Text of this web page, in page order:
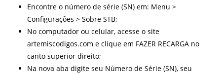
Encontre o número de série (SN) em: Menu >
Configurações > Sobre STB;
No computador ou celular, acesse o site
artemiscodigos.com e clique em FAZER RECARGA no
canto superior direito;
Na nova aba digite seu Número de Série (SN), seu